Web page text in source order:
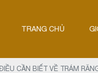
TRANG CHỦ
CẦN BIẾT VỀ TRÁM